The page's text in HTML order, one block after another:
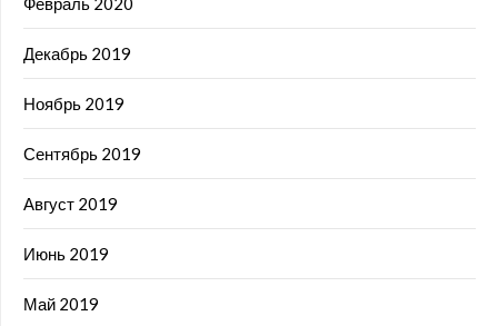
Декабрь 2019
Ноябрь 2019
Сентябрь 2019
Август 2019
Июнь 2019
Май 2019